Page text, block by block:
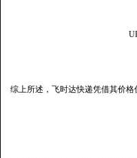
综上所述，飞时达快递凭借其价